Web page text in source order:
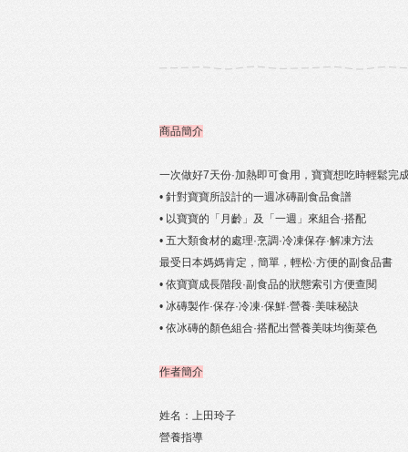
商品簡介
一次做好7天份·加熱即可食用，寶寶想吃時輕鬆完
• 針對寶寶所設計的一週冰磚副食品食譜
• 以寶寶的「月齡」及「一週」來組合·搭配
• 五大類食材的處理·烹調·冷凍保存·解凍方法
最受日本媽媽肯定，簡單，輕松·方便的副食品書
• 依寶寶成長階段·副食品的狀態索引方便查閱
• 冰磚製作·保存·冷凍·保鮮·營養·美味秘訣
• 依冰磚的顏色組合·搭配出營養美味均衡菜色
作者簡介
姓名：上田玲子
營養指導